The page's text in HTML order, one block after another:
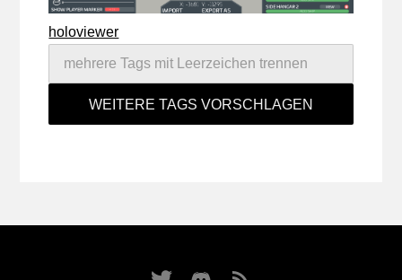
holoviewer